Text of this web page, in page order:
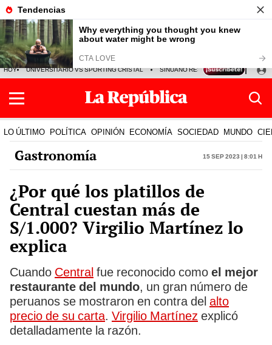
HOY UNIVERSITARIO VS SPORTING CRISTAL SINUANO RESULTADOS HOY
LO ÚLTIMO POLÍTICA OPINIÓN ECONOMÍA SOCIEDAD MUNDO
Gastronomía 15 Sep 2023 | 8:01 h
¿Por qué los platillos de
Central cuestan más de
S/1.000? Virgilio Martínez lo
explica
Cuando Central fue reconocido como el mejor
restaurante del mundo, un gran número de
peruanos se mostraron en contra del alto
precio de su carta. Virgilio Martínez explicó
detalladamente la razón.